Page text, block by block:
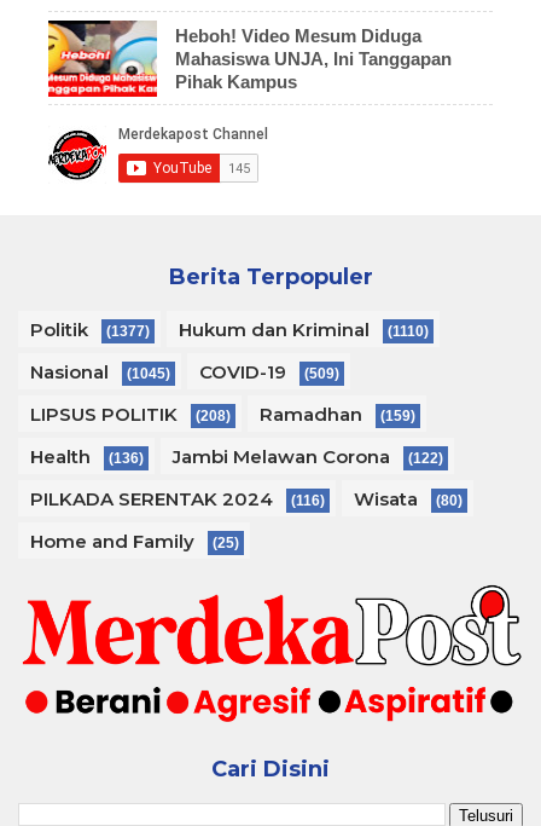
Heboh! Video Mesum Diduga
Mahasiswa UNJA, Ini Tanggapan
Pihak Kampus
Berita Terpopuler
Politik (1377) Hukum dan Kriminal (1110)
Nasional (1045) COVID-19 (509)
LIPSUS POLITIK (208) Ramadhan (159)
Health (136) Jambi Melawan Corona (122)
PILKADA SERENTAK 2024 (116) Wisata (80)
Home and Family (25)
Cari Disini